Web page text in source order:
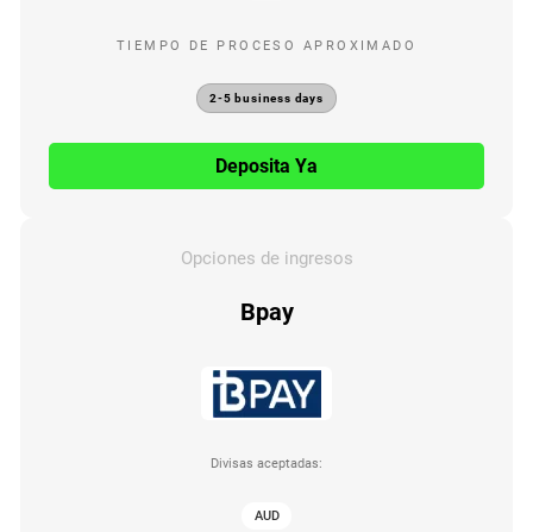
TIEMPO DE PROCESO APROXIMADO
2-5 business days
Deposita Ya
Opciones de ingresos
Bpay
Divisas aceptadas:
AUD